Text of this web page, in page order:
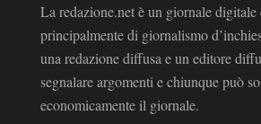
La redazione.net è un giornale digitale
principalmente di giornalismo
una redazione diffusa e un editore
segnalare argomenti e chiunque può
economicamente il giornale.